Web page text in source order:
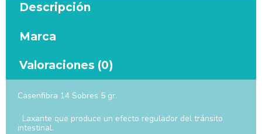
Descripción
Marca
Valoraciones (0)
Casenfibra 14 Sobres 5 gr.
Laxante que produce un efecto regulador del tránsito
intestinal.